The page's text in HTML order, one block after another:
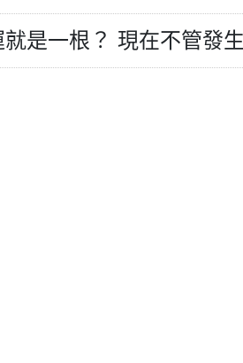
是一根？ 現在不管發